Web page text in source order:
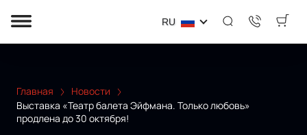
RU
Главная
Новости
Выставка «Театр балета Эйфмана. Только любовь»
продлена до 30 октября!